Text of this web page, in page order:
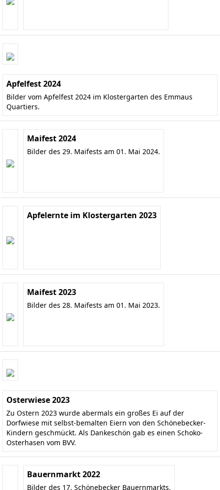
Apfelfest 2024
Bilder vom Apfelfest 2024 im Klostergarten des Emmaus
Quartiers.
Maifest 2024
Bilder des 29. Maifests am 01. Mai 2024.
Apfelernte im Klostergarten 2023
Maifest 2023
Bilder des 28. Maifests am 01. Mai 2023.
Osterwiese 2023
Zu Ostern 2023 wurde abermals ein großes Ei auf der
Dorfwiese mit selbst-bemalten Eiern von den Schönebecker-
Kindern geschmückt. Als Dankeschön gab es einen Schoko-
Osterhasen vom BVV.
Bauernmarkt 2022
Bilder des 17. Schönebecker Bauernmarkts.